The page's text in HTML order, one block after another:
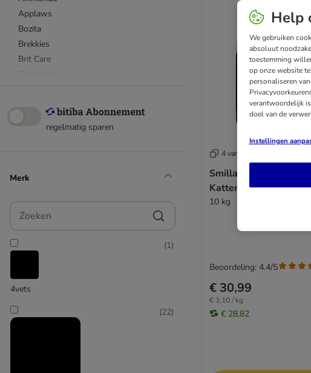
Applaws
Bozita
Brekkies
Brit Care
Concept For Life
Concept for Life Veterinary Diet
Farmina N&D
Feringa
Greenwoods
Hill's Science Plan
Iams
regelmatig sparen
Merk
Zoeken
4vets
(1)
(22)
4 varianten
Smilla Adult Kidney
Kattenvoer
10 kg
€ 30,99
€ 3,10 / kg
€ 28,82
Beoordeling: 4.4/5
Help
We gebruiken
absoluut
toestemming
op onze website
personaliseren
verantwoordelijk
doel van de
Instellingen